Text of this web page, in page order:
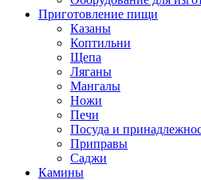
Приготовление пищи
Казаны
Коптильни
Щепа
Ляганы
Мангалы
Ножи
Печи
Посуда и
Приправы
Саджи
Камины